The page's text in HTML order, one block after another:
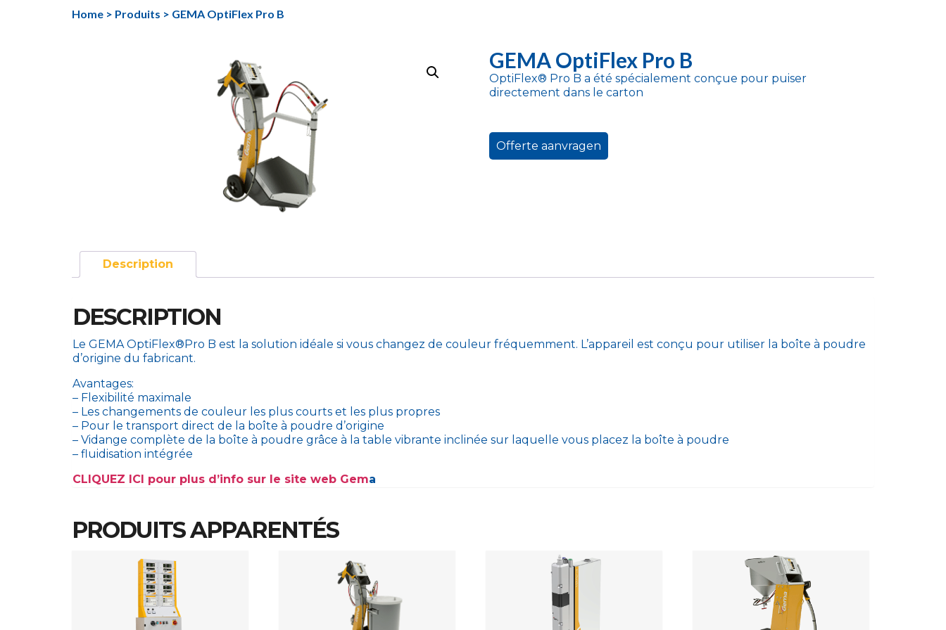
Home > Produits > GEMA OptiFlex Pro B
GEMA OptiFlex Pro B
OptiFlex® Pro B a été spécialement conçue pour puiser
directement dans le carton
Offerte aanvragen
Description
DESCRIPTION
Le GEMA OptiFlex®Pro B est la solution idéale si vous changez de couleur fréquemment. L’appareil est conçu pour utiliser la boîte à poudre
d’origine du fabricant.
Avantages:
– Flexibilité maximale
– Les changements de couleur les plus courts et les plus propres
– Pour le transport direct de la boîte à poudre d’origine
– Vidange complète de la boîte à poudre grâce à la table vibrante inclinée sur laquelle vous placez la boîte à poudre
– fluidisation intégrée
CLIQUEZ ICI pour plus d’info sur le site web Gema
PRODUITS APPARENTÉS